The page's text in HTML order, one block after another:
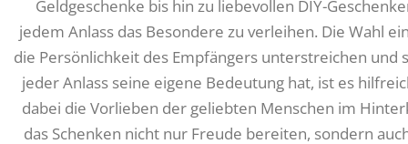
Geldgeschenke bis hin zu liebevollen DIY-
jedem Anlass das Besondere zu verleihen. Die Wahl
die Persönlichkeit des Empfängers unterstreichen und
jeder Anlass seine eigene Bedeutung hat, ist es
dabei die Vorlieben der geliebten Menschen im
das Schenken nicht nur Freude bereiten, sondern